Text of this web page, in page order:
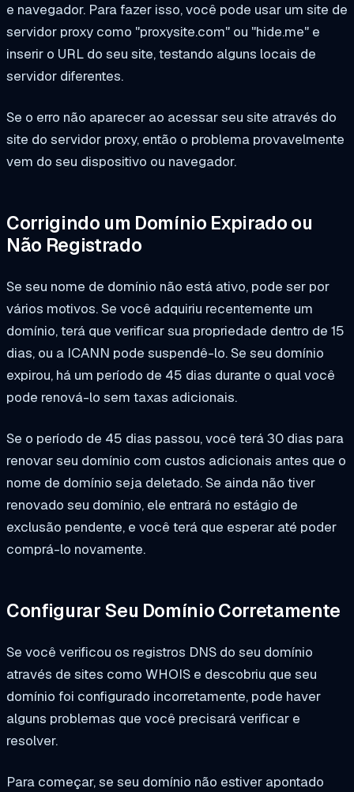
e navegador. Para fazer isso, você pode usar um site de
servidor proxy como "proxysite.com" ou "hide.me" e
inserir o URL do seu site, testando alguns locais de
servidor diferentes.
Se o erro não aparecer ao acessar seu site através do
site do servidor proxy, então o problema provavelmente
vem do seu dispositivo ou navegador.
Corrigindo um Domínio Expirado ou
Não Registrado
Se seu nome de domínio não está ativo, pode ser por
vários motivos. Se você adquiriu recentemente um
domínio, terá que verificar sua propriedade dentro de 15
dias, ou a ICANN pode suspendê-lo. Se seu domínio
expirou, há um período de 45 dias durante o qual você
pode renová-lo sem taxas adicionais.
Se o período de 45 dias passou, você terá 30 dias para
renovar seu domínio com custos adicionais antes que o
nome de domínio seja deletado. Se ainda não tiver
renovado seu domínio, ele entrará no estágio de
exclusão pendente, e você terá que esperar até poder
comprá-lo novamente.
Configurar Seu Domínio Corretamente
Se você verificou os registros DNS do seu domínio
através de sites como WHOIS e descobriu que seu
domínio foi configurado incorretamente, pode haver
alguns problemas que você precisará verificar e
resolver.
Para começar, se seu domínio não estiver apontado